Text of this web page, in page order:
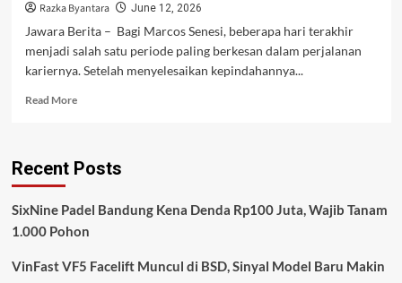
Razka Byantara June 12, 2026
Jawara Berita – Bagi Marcos Senesi, beberapa hari terakhir
menjadi salah satu periode paling berkesan dalam perjalanan
kariernya. Setelah menyelesaikan kepindahannya...
Read MoreRead
Rekan
Marcos
Senesi
ke
Recent Posts
SixNine Padel Bandung Kena Denda Rp100 Juta, Wajib Tanam
1.000 Pohon
VinFast VF5 Facelift Muncul di BSD, Sinyal Model Baru Makin